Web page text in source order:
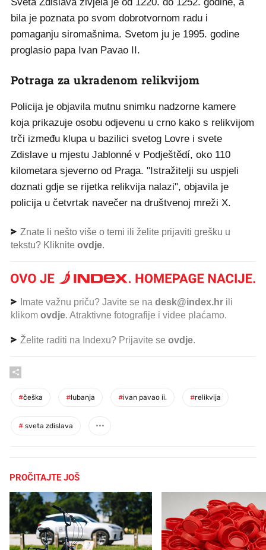
bila je poznata po svom dobrotvornom radu i
pomaganju siromašnima. Svetom ju je 1995. godine
proglasio papa Ivan Pavao II.
Potraga za ukradenom relikvijom
Policija je objavila mutnu snimku nadzorne kamere
koja prikazuje osobu odjevenu u crno kako s relikvijom
trči između klupa u bazilici svetog Lovre i svete
Zdislave u mjestu Jablonné v Podještědí, oko 110
kilometara sjeverno od Praga. "Istražitelji su uspjeli
doznati gdje se rijetka relikvija nalazi", objavila je
policija u četvrtak navečer na društvenoj mreži X.
Znate li nešto više o temi ili želite prijaviti grešku u
tekstu? Kliknite ovdje.
Imate važnu priču? Javite se na desk@index.hr ili
klikom ovdje. Atraktivne fotografije i videe plaćamo.
Želite raditi na Indexu? Prijavite se ovdje.
#češka #lubanja #ivan pavao ii. #relikvija
# sveta zdislava
PROČITAJTE JOŠ